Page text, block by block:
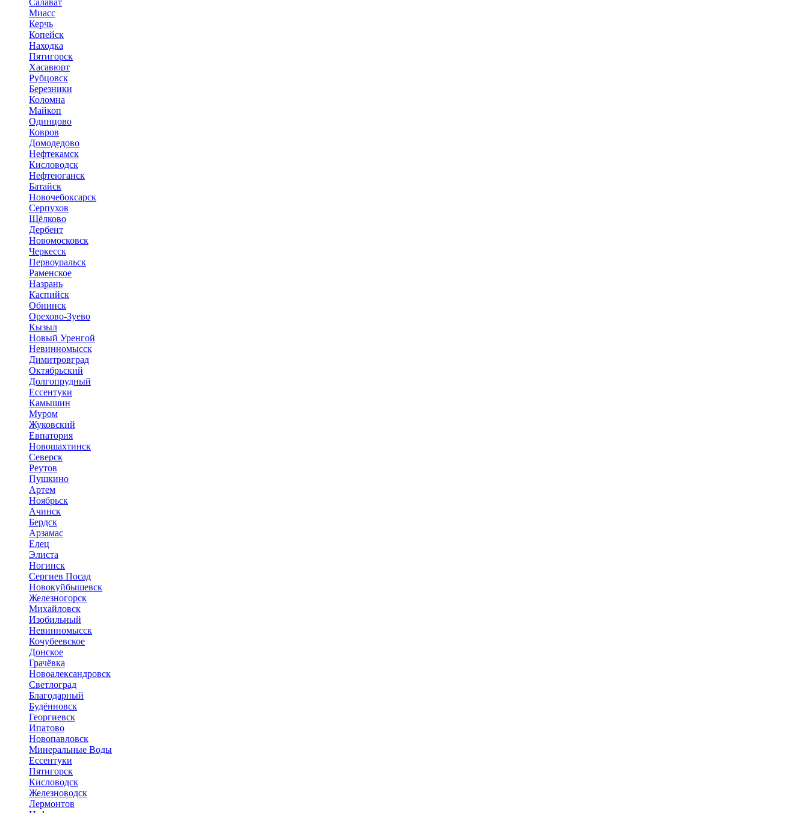
Миасс
Керчь
Копейск
Находка
Пятигорск
Хасавюрт
Рубцовск
Березники
Коломна
Майкоп
Одинцово
Ковров
Домодедово
Нефтекамск
Кисловодск
Нефтеюганск
Батайск
Новочебоксарск
Серпухов
Щёлково
Дербент
Новомосковск
Черкесск
Первоуральск
Раменское
Назрань
Каспийск
Обнинск
Орехово-Зуево
Кызыл
Новый Уренгой
Невинномысск
Димитровград
Октябрьский
Долгопрудный
Ессентуки
Камышин
Муром
Жуковский
Евпатория
Новошахтинск
Северск
Реутов
Пушкино
Артем
Ноябрьск
Ачинск
Бердск
Арзамас
Елец
Элиста
Ногинск
Сергиев Посад
Новокуйбышевск
Железногорск
Михайловск
Изобильный
Невинномысск
Кочубеевское
Донское
Грачёвка
Новоалександровск
Светлоград
Благодарный
Будённовск
Георгиевск
Ипатово
Новопавловск
Минеральные Воды
Ессентуки
Пятигорск
Кисловодск
Железноводск
Лермонтов